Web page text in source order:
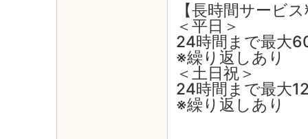
【長時間サービ
＜平日＞
24時間まで最大
※繰り返しあり
＜土日祝＞
24時間まで最大
※繰り返しあり